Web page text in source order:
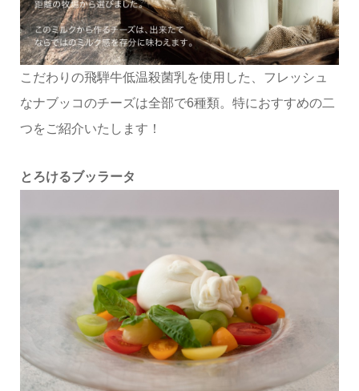
こだわりの飛騨牛低温殺菌乳を使用した、フレッシュ
なナブッコのチーズは全部で6種類。特におすすめの二
つをご紹介いたします！
とろけるブッラータ